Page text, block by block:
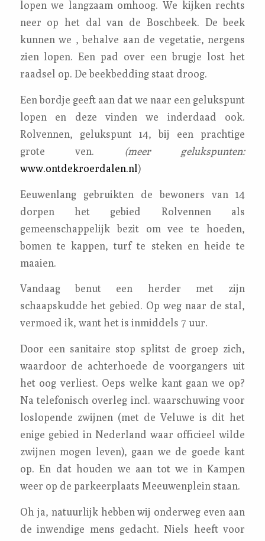
lopen we langzaam omhoog. We kijken rechts
neer op het dal van de Boschbeek. De beek
kunnen we , behalve aan de vegetatie, nergens
zien lopen. Een pad over een brugje lost het
raadsel op. De beekbedding staat droog.
Een bordje geeft aan dat we naar een gelukspunt
lopen en deze vinden we inderdaad ook.
Rolvennen, gelukspunt 14, bij een prachtige
grote ven. (meer gelukspunten:
www.ontdekroerdalen.nl)
Eeuwenlang gebruikten de bewoners van 14
dorpen het gebied Rolvennen als
gemeenschappelijk bezit om vee te hoeden,
bomen te kappen, turf te steken en heide te
maaien.
Vandaag benut een herder met zijn
schaapskudde het gebied. Op weg naar de stal,
vermoed ik, want het is inmiddels 7 uur.
Door een sanitaire stop splitst de groep zich,
waardoor de achterhoede de voorgangers uit
het oog verliest. Oeps welke kant gaan we op?
Na telefonisch overleg incl. waarschuwing voor
loslopende zwijnen (met de Veluwe is dit het
enige gebied in Nederland waar officieel wilde
zwijnen mogen leven), gaan we de goede kant
op. En dat houden we aan tot we in Kampen
weer op de parkeerplaats Meeuwenplein staan.
Oh ja, natuurlijk hebben wij onderweg even aan
de inwendige mens gedacht. Niels heeft voor